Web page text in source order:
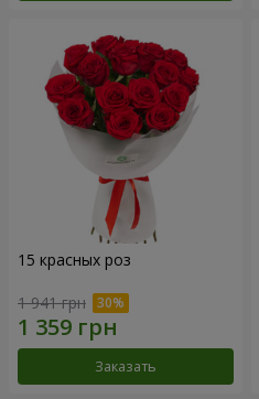
15 красных роз
1 941 грн
Заказать